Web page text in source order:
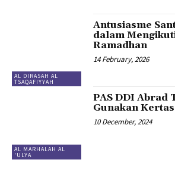
AL DIRASAH AL
TSAQAFIYYAH
Antusiasme
dalam
Ramadhan
14 February, 2026
AL MARHALAH AL
'ULYA
PAS DDI Abrad
Gunakan Kertas
10 December, 2024